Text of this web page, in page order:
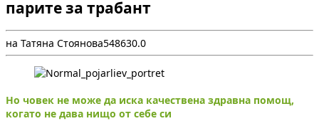
парите за трабант
на Татяна Стоянова548630.0
Но човек не може да иска качествена здравна помощ,
когато не дава нищо от себе си